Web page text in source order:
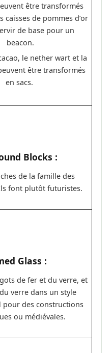
être transformés
caisses de pommes d’or
de base pour un
beacon.
le nether wart et la
être transformés
en sacs.
Blocks :
de la famille des
font plutôt futuristes.
Glass :
de fer et du verre, et
verre dans un style
pour des constructions
ou médiévales.